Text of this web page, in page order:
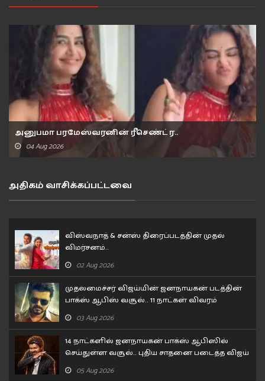
அனுபமா பரமேஸ்வரனின் ரீசெண்ட் ர..
04 Aug 2026
அதிகம் வாசிக்கப்பட்டவை
விஸ்வநாத் & சன்ஸ் திரைப்படத்தின் முதல்
விமர்சனம்..
02 Aug 2026
முதலமைச்சர் விஜய்யின் ஜனநாயகன் படத்தின்
பாக்ஸ் ஆபிஸ் வசூல்.. 11 நாட்கள் விவரம்
03 Aug 2026
14 நாட்களில் ஜனநாயகன் பாக்ஸ் ஆபிஸில்
செய்துள்ள வசூல்.. புதிய சாதனை படைத்த விஜய்
05 Aug 2026